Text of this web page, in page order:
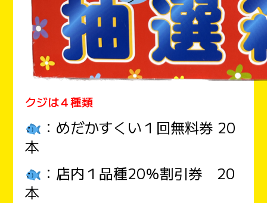
クジは４種類
：めだかすくい１回無料券 20
本
：店内１品種20％割引券 20
本